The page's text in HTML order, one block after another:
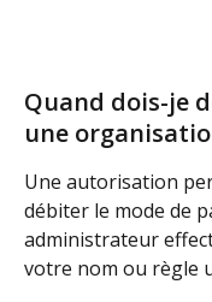
Quand dois-je
une
Une autorisation
débiter le mode de
administrateur
votre nom ou règle